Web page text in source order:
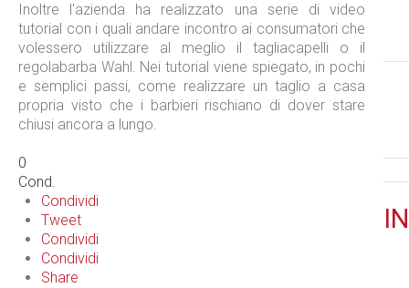
Inoltre l'azienda ha realizzato una serie di video
tutorial con i quali andare incontro ai consumatori che
volessero utilizzare al meglio il tagliacapelli o il
regolabarba Wahl. Nei tutorial viene spiegato, in pochi
e semplici passi, come realizzare un taglio a casa
propria visto che i barbieri rischiano di dover stare
chiusi ancora a lungo.
0
Cond.
Condividi
Tweet
Condividi
Condividi
Share
IN